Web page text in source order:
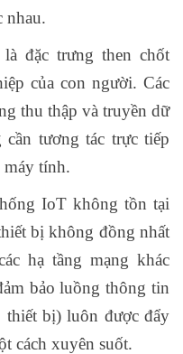
nhau.
đặc trưng then chốt
của con người. Các
thu thập và truyền dữ
tương tác trực tiếp
tính.
IoT không tồn tại
bị không đồng nhất
hạ tầng mạng khác
bảo luồng thông tin
thiết bị) luôn được đẩy
cách xuyên suốt.